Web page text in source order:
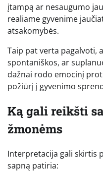
įtampą ar nesaugumo
realiame gyvenime
atsakomybės.
Taip pat verta pagalvoti,
spontaniškos, ar
dažnai rodo emocinį
požiūrį į gyvenimo
Ką gali reikšti
žmonėms
Interpretacija gali skirtis
sapną patiria: